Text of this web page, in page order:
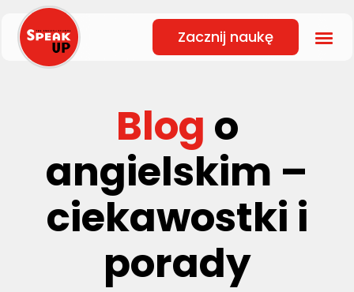
Zacznij naukę
Blog o
angielskim –
ciekawostki i
porady